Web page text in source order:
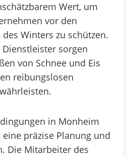
Wert, um
vor den
Winters zu schützen.
sorgen
von Schnee und Eis
reibungslosen
in Monheim
präzise Planung und
Die Mitarbeiter des